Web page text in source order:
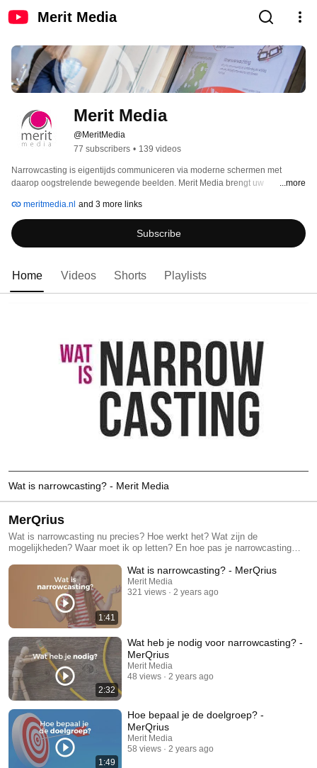
Merit Media
Merit Media
@MeritMedia
77 subscribers • 139 videos
Narrowcasting is eigentijds communiceren via moderne schermen met
daarop oogstrelende bewegende beelden. Merit Media brengt uw
...more
meritmedia.nl and 3 more links
Subscribe
Home Videos Shorts Playlists
Wat is narrowcasting? - Merit Media
MerQrius
Wat is narrowcasting nu precies? Hoe werkt het? Wat zijn de
mogelijkheden? Waar moet ik op letten? En hoe pas je narrowcasting
eerste Nederlandse narrowcasting kennisplatform: MerQrius! Door middel
van korte explainer video’s behandelen we diverse onderwerpen en
geven tekst en uitleg over de meest uiteenlopende zaken. Nieuwsgierig
geworden? Check dan snel: www.merqrius.nl
1:41
Wat is narrowcasting? - MerQrius
Merit Media
321 views
2 years ago
2:32
Wat heb je nodig voor narrowcasting? -
MerQrius
Merit Media
48 views
2 years ago
1:49
Hoe bepaal je de doelgroep? -
MerQrius
Merit Media
58 views
2 years ago